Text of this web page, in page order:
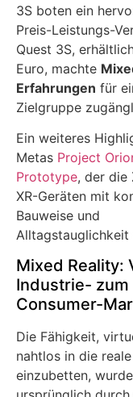
3S boten ein
Preis-Leistungs-
Quest 3S,
Euro, machte
Erfahrungen für
Zielgruppe
Ein weiteres
Metas Project
Prototype, der die
XR-Geräten mit
Bauweise und
Alltagstauglichkeit
Mixed Reality:
Industrie- zum
Consumer-
Die Fähigkeit,
nahtlos in die
einzubetten, wurde